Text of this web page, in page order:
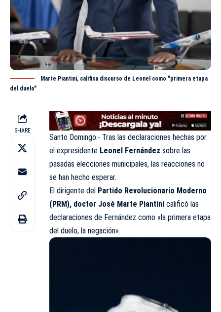
Marte Piantini, califica discurso de Leonel como "primera etapa
del duelo"
SHARE
Santo Domingo.- Tras las declaraciones hechas por
el expresidente Leonel Fernández sobre las
pasadas elecciones municipales, las reacciones no
se han hecho esperar.
El dirigente del Partido Revolucionario Moderno
(PRM), doctor José Marte Piantini calificó las
declaraciones de Fernández como «la primera etapa
del duelo, la negación».